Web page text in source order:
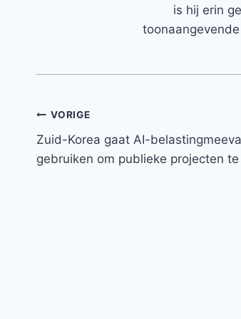
is hij erin
Bericht
navigatie
VORIGE
Zuid-Korea gaat AI-
gebruiken om publieke projecten